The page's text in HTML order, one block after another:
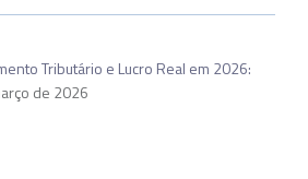
Tributário e Lucro Real em 2026:
de 2026